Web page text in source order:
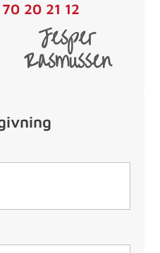
70 20 21 12
Jesper
Rasmussen